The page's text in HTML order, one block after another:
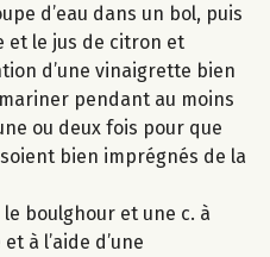
d’eau dans un bol, puis
et le jus de citron et
d’une vinaigrette bien
pendant au moins
ou deux fois pour que
bien imprégnés de la
boulghour et une c. à
à l’aide d’une